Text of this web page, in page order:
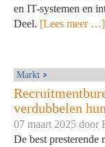
en IT-systemen en
Deel. [Lees meer …]
Markt
verdubbelen
07 maart 2025 door
De best presterende